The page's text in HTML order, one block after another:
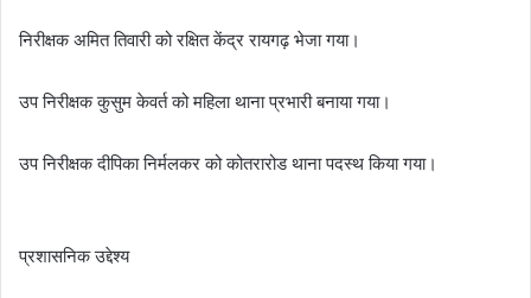
निरीक्षक अमित तिवारी को रक्षित केंद्र रायगढ़ भेजा गया।
उप निरीक्षक कुसुम केवर्त को महिला थाना प्रभारी बनाया गया।
उप निरीक्षक दीपिका निर्मलकर को कोतरारोड थाना पदस्थ किया गया।
प्रशासनिक उद्देश्य